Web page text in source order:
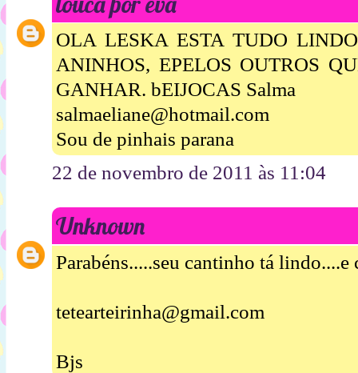
OLA LESKA ESTA TUDO
ANINHOS, EPELOS OUTROS
GANHAR. bEIJOCAS Salma
salmaeliane@hotmail.com
Sou de pinhais parana
22 de novembro de 2011 às 11:04
Unknown
Parabéns.....seu cantinho tá
tetearteirinha@gmail.com
Bjs